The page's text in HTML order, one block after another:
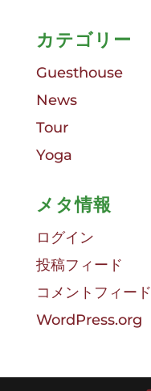
カテゴリー
Guesthouse
News
Tour
Yoga
メタ情報
ログイン
投稿フィード
コメントフィード
WordPress.org